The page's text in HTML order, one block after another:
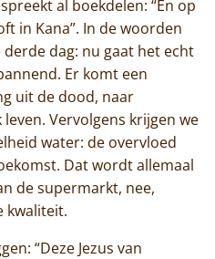
al boekdelen: “En op
in Kana”. In de woorden
dag: nu gaat het echt
Er komt een
uit de dood, naar
Vervolgens krijgen we
water: de overvloed
Dat wordt allemaal
de supermarkt, nee,
kwaliteit.
“Deze Jezus van